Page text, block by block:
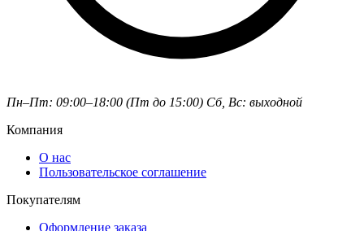
Пн–Пт: 09:00–18:00 (Пт до 15:00) Сб, Вс: выходной
Компания
О нас
Пользовательское соглашение
Покупателям
Оформление заказа